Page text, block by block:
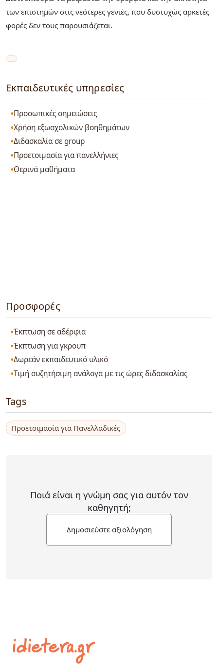
των επιστημών στις νεότερες γενιές, που δυστυχώς αρκετές
φορές δεν τους παρουσιάζεται.
Εκπαιδευτικές υπηρεσίες
Προσωπικές σημειώσεις
Χρήση εξωσχολικών βοηθημάτων
Διδασκαλία σε group
Προετοιμασία για πανελλήνιες
Θερινά μαθήματα
Προσφορές
Έκπτωση σε αδέρφια
Έκπτωση για γκρουπ
Δωρεάν εκπαιδευτικό υλικό
Τιμή συζητήσιμη ανάλογα με τις ώρες διδασκαλίας
Tags
Προετοιμασία για Πανελλαδικές
Ποιά είναι η γνώμη σας για αυτόν τον
καθηγητή;
Δημοσιεύστε αξιολόγηση